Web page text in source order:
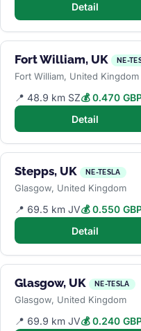
Detail
Fort William, UK NE-
Fort William, United Kingdom
📍 48.9 km SZ💰 0.470
Detail
Stepps, UK NE-TESLA
Glasgow, United Kingdom
📍 69.5 km JV💰 0.550
Detail
Glasgow, UK NE-TESLA
Glasgow, United Kingdom
📍 69.9 km JV💰 0.240